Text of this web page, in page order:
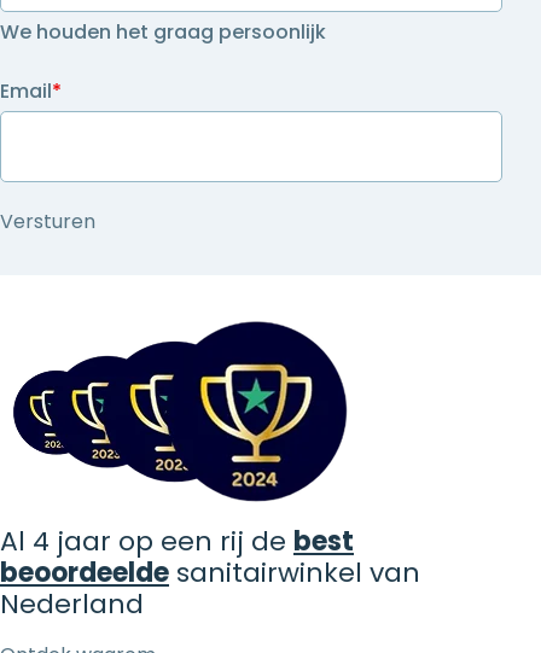
We houden het graag persoonlijk
Email*
Al 4 jaar op een rij de best
beoordeelde sanitairwinkel van
Nederland